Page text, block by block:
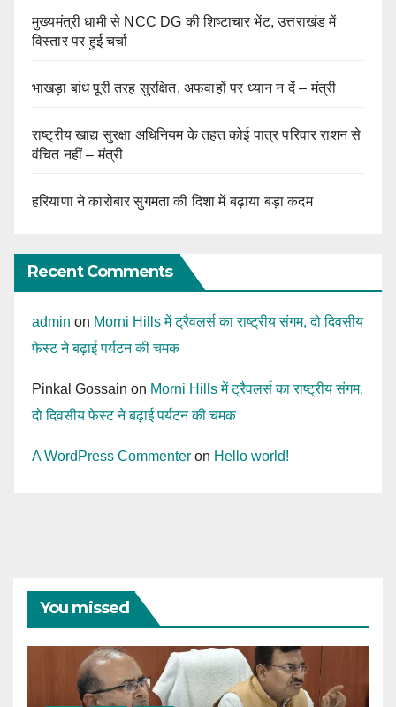
मुख्यमंत्री धामी से NCC DG की शिष्टाचार भेंट, उत्तराखंड में
विस्तार पर हुई चर्चा
भाखड़ा बांध पूरी तरह सुरक्षित, अफवाहों पर ध्यान न दें – मंत्री
राष्ट्रीय खाद्य सुरक्षा अधिनियम के तहत कोई पात्र परिवार राशन से
वंचित नहीं – मंत्री
हरियाणा ने कारोबार सुगमता की दिशा में बढ़ाया बड़ा कदम
Recent Comments
admin on Morni Hills में ट्रैवलर्स का राष्ट्रीय संगम, दो दिवसीय
फेस्ट ने बढ़ाई पर्यटन की चमक
Pinkal Gossain on Morni Hills में ट्रैवलर्स का राष्ट्रीय संगम,
दो दिवसीय फेस्ट ने बढ़ाई पर्यटन की चमक
A WordPress Commenter on Hello world!
You missed